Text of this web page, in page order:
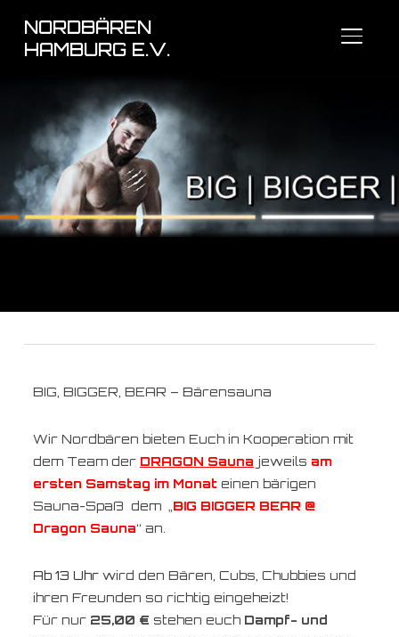
NORDBÄREN
HAMBURG E.V.
BIG, BIGGER, BEAR – Bärensauna
Wir Nordbären bieten Euch in Kooperation mit
dem Team der DRAGON Sauna jeweils am
ersten Samstag im Monat einen bärigen
Sauna-Spaß dem „ BIG BIGGER BEAR @
Dragon Sauna“ an.
Ab 13 Uhr wird den Bären, Cubs, Chubbies und
ihren Freunden so richtig eingeheizt!
Für nur 25,00 € stehen euch Dampf- und